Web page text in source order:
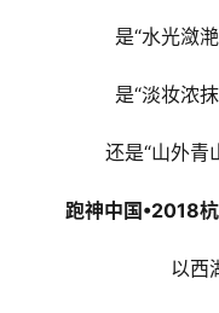
是“水光潋
是“淡妆浓
还是“山外青
跑神中国•2018
以西